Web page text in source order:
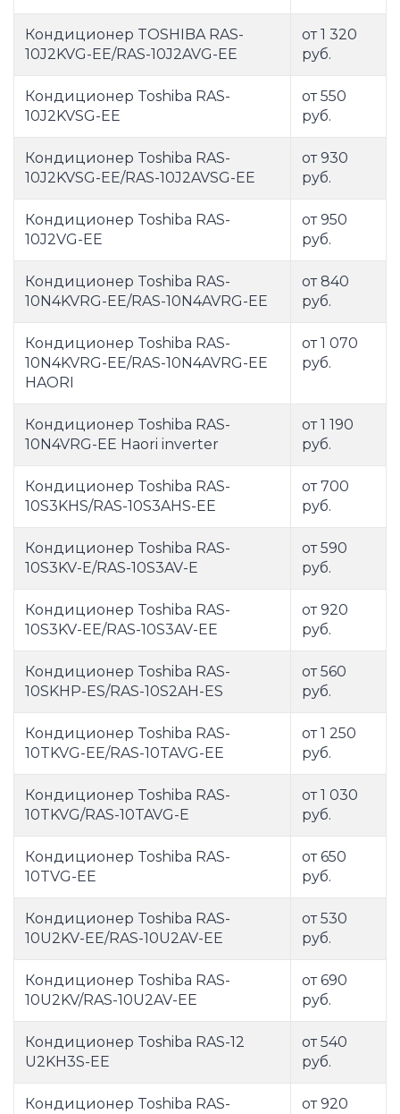
Кондиционер TOSHIBA RAS-
10J2KVG-EE/RAS-10J2AVG-EE
от 1 320
руб.
Кондиционер Toshiba RAS-
10J2KVSG-EE
от 550
руб.
Кондиционер Toshiba RAS-
10J2KVSG-EE/RAS-10J2AVSG-EE
от 930
руб.
Кондиционер Toshiba RAS-
10J2VG-EE
от 950
руб.
Кондиционер Toshiba RAS-
10N4KVRG-EE/RAS-10N4AVRG-EE
от 840
руб.
Кондиционер Toshiba RAS-
10N4KVRG-EE/RAS-10N4AVRG-EE
HAORI
от 1 070
руб.
Кондиционер Toshiba RAS-
10N4VRG-EE Haori inverter
от 1 190
руб.
Кондиционер Toshiba RAS-
10S3KHS/RAS-10S3AHS-EE
от 700
руб.
Кондиционер Toshiba RAS-
10S3KV-E/RAS-10S3AV-E
от 590
руб.
Кондиционер Toshiba RAS-
10S3KV-EE/RAS-10S3AV-EE
от 920
руб.
Кондиционер Toshiba RAS-
10SKHP-ES/RAS-10S2AH-ES
от 560
руб.
Кондиционер Toshiba RAS-
10TKVG-EE/RAS-10TAVG-EE
от 1 250
руб.
Кондиционер Toshiba RAS-
10TKVG/RAS-10TAVG-E
от 1 030
руб.
Кондиционер Toshiba RAS-
10TVG-EE
от 650
руб.
Кондиционер Toshiba RAS-
10U2KV-EE/RAS-10U2AV-EE
от 530
руб.
Кондиционер Toshiba RAS-
10U2KV/RAS-10U2AV-EE
от 690
руб.
Кондиционер Toshiba RAS-12
U2KH3S-EE
от 540
руб.
Кондиционер Toshiba RAS-
от 920